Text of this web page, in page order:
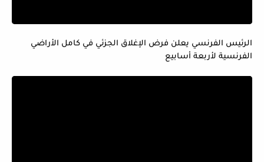
الرئيس الفرنسي يعلن فرض الإغلاق الجزئي في كامل الأراضي
الفرنسية لأربعة أسابيع